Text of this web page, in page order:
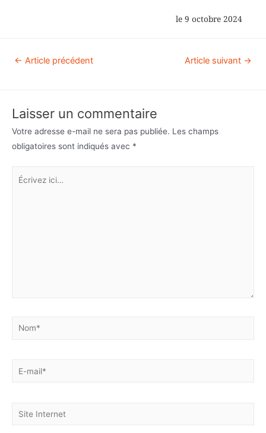
le 9 octobre 2024
← Article précédent Article suivant →
Laisser un commentaire
Votre adresse e-mail ne sera pas publiée. Les champs
obligatoires sont indiqués avec *